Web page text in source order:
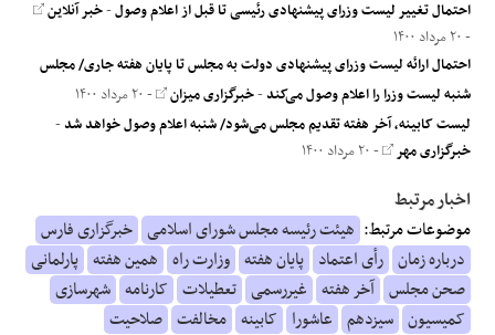
احتمال تغییر لیست وزرای پیشنهادی رئیسی تا قبل از اعلام وصول-خبر آنلاین
- ۲۰ مرداد ۱۴۰۰
احتمال ارائه لیست وزرای پیشنهادی دولت به مجلس تا پایان هفته جاری/ مجلس
شنبه لیست وزرا را اعلام وصول می‌کند-خبرگزاری میزان - ۲۰ مرداد ۱۴۰۰
لیست کابینه، آخر هفته تقدیم مجلس می‌شود/ شنبه اعلام وصول خواهد شد-
خبرگزاری مهر - ۲۰ مرداد ۱۴۰۰
اخبار مرتبط
موضوعات مرتبط: هیئت رئیسه مجلس شورای اسلامی خبرگزاری فارس
درباره زمان رأی اعتماد پایان هفته وزارت راه همین هفته پارلمانی
صحن مجلس آخر هفته غیررسمی تعطیلات کارنامه شهرسازی
کمیسیون سیزدهم عاشورا کابینه مخالفت صلاحیت